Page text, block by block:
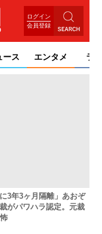
ログイン
会員登録
ース エンタメ ライ
3年3ヶ月隔離」あおぞ
がパワハラ認定。元裁